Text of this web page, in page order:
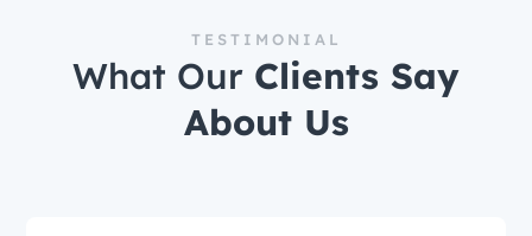
TESTIMONIAL
What Our Clients Say
About Us